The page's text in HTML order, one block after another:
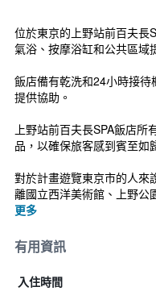
位於東京的上野站前百夫長
氣浴、按摩浴缸和公共區域
飯店備有乾洗和24小時接
提供協助。
上野站前百夫長SPA飯店
品，以確保旅客感到賓至如
對於計畫遊覽東京市的人來
離國立西洋美術館、上野公
更多
有用資訊
入住時間